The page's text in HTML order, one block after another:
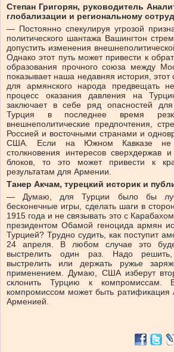
Степан Григорян, руководитель
глобализации и региональному
— Постоянно спекулируя угрозой
политического шантажа Вашингтон
допустить изменения
Однако этот путь может привести к
образования прочного союза между
показывает наша недавняя история,
для армянского народа предвещать
процесс оказания давления на
заключает в себе ряд опасностей
Турция в последнее время
внешнеполитические предпочтения,
Россией и восточными странами и
США. Если на Южном Кавказе не
столкновения интересов сверхдержав и
блоков, то это может привести к
результатам для Армении.
Танер Акчам, турецкий историк и
— Думаю, для Турции было бы
бесконечные игры, сделать шаги в
1915 года и не связывать это с
президентом Обамой геноцида армян
Турцией? Трудно судить, как поступит
24 апреля. В любом случае это
выстрелить один раз. Надо
выстрелить или держать ружье
применением. Думаю, США изберут
склонить Турцию к компромиссам.
компромиссом может быть ратификация
Арменией.